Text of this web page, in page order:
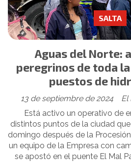
Aguas del Norte:
peregrinos de toda
puestos de
El
SALTA
13 de septiembre de 2024
Está activo un operativo de
distintos puntos de la ciudad
domingo después de la
un equipo de la Empresa con
se apostó en el puente El Mal